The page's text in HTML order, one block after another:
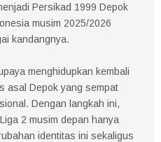
Persikad 1999 Depok
musim 2025/2026
kandangnya.
menghidupkan kembali
asal Depok yang sempat
Dengan langkah ini,
2 musim depan hanya
identitas ini sekaligus